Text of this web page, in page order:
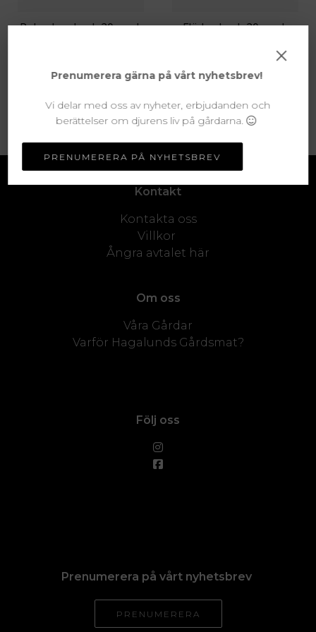
Rabarberdryck 20-pack Fläderdryck 20-pack
MER INFO
Kontakt
Kontakta oss
Villkor
Ångra avtalet här
Om oss
Våra Gårdar
Varför Hagalunds Gårdsmat?
Följ oss
Prenumerera på vårt nyhetsbrev
PRENUMERERA
×
Prenumerera gärna på vårt nyhetsbrev!
Vi delar med oss av nyheter, erbjudanden och
berättelser om djurens liv på gårdarna.
PRENUMERERA PÅ NYHETSBREV